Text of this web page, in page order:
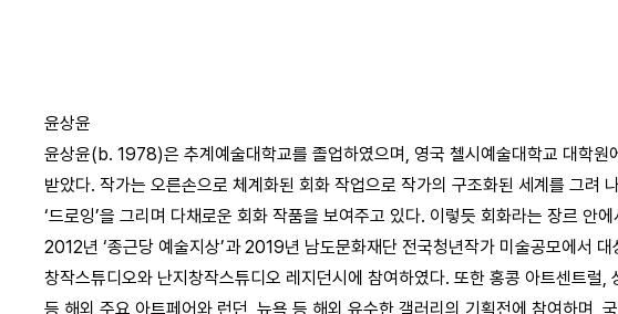
윤상윤
윤상윤(b. 1978)은 추계예술대학교를 졸업하였으며, 영국 첼시예술대학교 대학원
받았다. 작가는 오른손으로 체계화된 회화 작업으로 작가의 구조화된 세계를 그려
‘드로잉’을 그리며 다채로운 회화 작품을 보여주고 있다. 이렇듯 회화라는 장르 안
2012년 ‘종근당 예술지상’과 2019년 남도문화재단 전국청년작가 미술공모에서
창작스튜디오와 난지창작스튜디오 레지던시에 참여하였다. 또한 홍콩 아트센트럴,
등 해외 주요 아트페어와 런던, 뉴욕 등 해외 유수한 갤러리의 기획전에 참여하며,